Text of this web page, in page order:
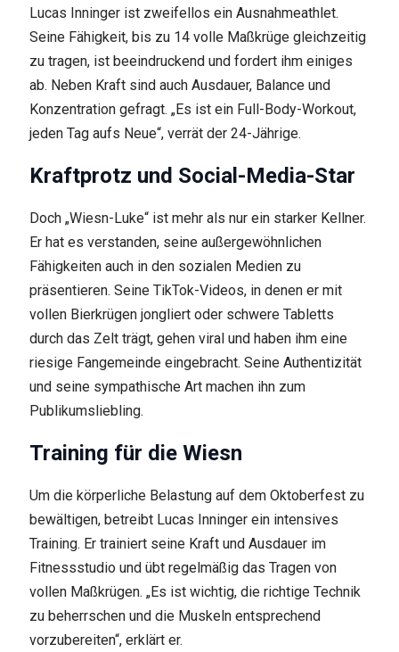
Lucas Inninger ist zweifellos ein Ausnahmeathlet.
Seine Fähigkeit, bis zu 14 volle Maßkrüge gleichzeitig
zu tragen, ist beeindruckend und fordert ihm einiges
ab. Neben Kraft sind auch Ausdauer, Balance und
Konzentration gefragt. „Es ist ein Full-Body-Workout,
jeden Tag aufs Neue“, verrät der 24-Jährige.
Kraftprotz und Social-Media-Star
Doch „Wiesn-Luke“ ist mehr als nur ein starker Kellner.
Er hat es verstanden, seine außergewöhnlichen
Fähigkeiten auch in den sozialen Medien zu
präsentieren. Seine TikTok-Videos, in denen er mit
vollen Bierkrügen jongliert oder schwere Tabletts
durch das Zelt trägt, gehen viral und haben ihm eine
riesige Fangemeinde eingebracht. Seine Authentizität
und seine sympathische Art machen ihn zum
Publikumsliebling.
Training für die Wiesn
Um die körperliche Belastung auf dem Oktoberfest zu
bewältigen, betreibt Lucas Inninger ein intensives
Training. Er trainiert seine Kraft und Ausdauer im
Fitnessstudio und übt regelmäßig das Tragen von
vollen Maßkrügen. „Es ist wichtig, die richtige Technik
zu beherrschen und die Muskeln entsprechend
vorzubereiten“, erklärt er.